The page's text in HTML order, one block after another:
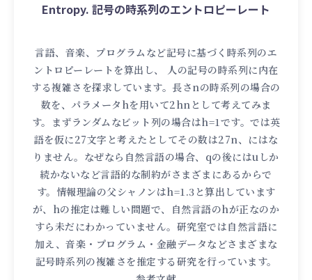
Entropy. 記号の時系列のエントロピーレート
言語、音楽、プログラムなど記号に基づく時系列のエ
ントロピーレートを算出し、 人の記号の時系列に内在
する複雑さを探求しています。長さnの時系列の場合の
数を、パラメータhを用いて2hnとして考えてみま
す。まずランダムなビット列の場合はh=1です。では英
語を仮に27文字と考えたとしてその数は27n、にはな
りません。なぜなら自然言語の場合、qの後にはuしか
続かないなど言語的な制約がさまざまにあるからで
す。情報理論の父シャノンはh=1.3と算出しています
が、hの推定は難しい問題で、自然言語のhが正なのか
すら未だにわかっていません。研究室では自然言語に
加え、音楽・プログラム・金融データなどさまざまな
記号時系列の複雑さを推定する研究を行っています。